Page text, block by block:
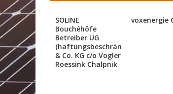
SOLINE
Bouchéhöfe
Betreiber UG
(haftungsbeschränkt)
& Co. KG c/o Vogler
Roessink Chalpnik
voxenergie